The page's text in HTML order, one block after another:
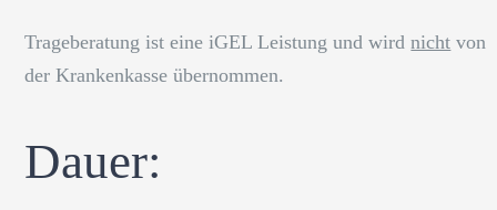
Trageberatung ist eine iGEL Leistung und wirdnicht von
der Krankenkasse übernommen.
Dauer: